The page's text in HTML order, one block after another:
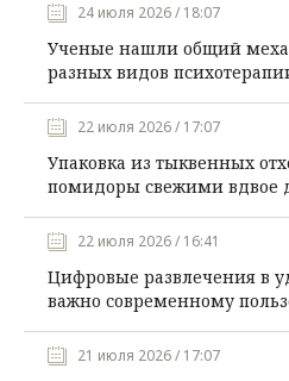
24 июля 2026 / 18:07
Ученые нашли общий
разных видов
22 июля 2026 / 17:07
Упаковка из тыквенных
помидоры свежими вдвое
22 июля 2026 / 16:41
Цифровые развлечения в
важно современному
21 июля 2026 / 17:07